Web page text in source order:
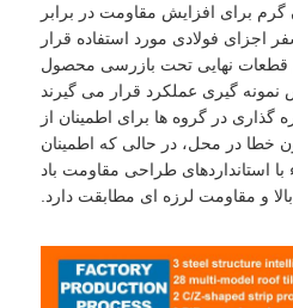
گرم برای افزایش مقاومت در برابر
اجزای فولادی مورد استفاده قرار
قطعات نهایی تحت بازرسی محصول
نمونه گیری عملکرد قرار می گیرند
گذاری در گروه ها برای اطمینان از
خطا در محل، در حالی که اطمینان
استانداردهای طراحی مقاومت باد
بالا و مقاومت لرزه ای مطابقت دارد.